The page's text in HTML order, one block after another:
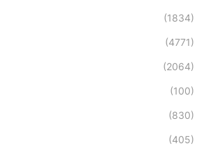
(1834)
(4771)
(2064)
(100)
(830)
(405)